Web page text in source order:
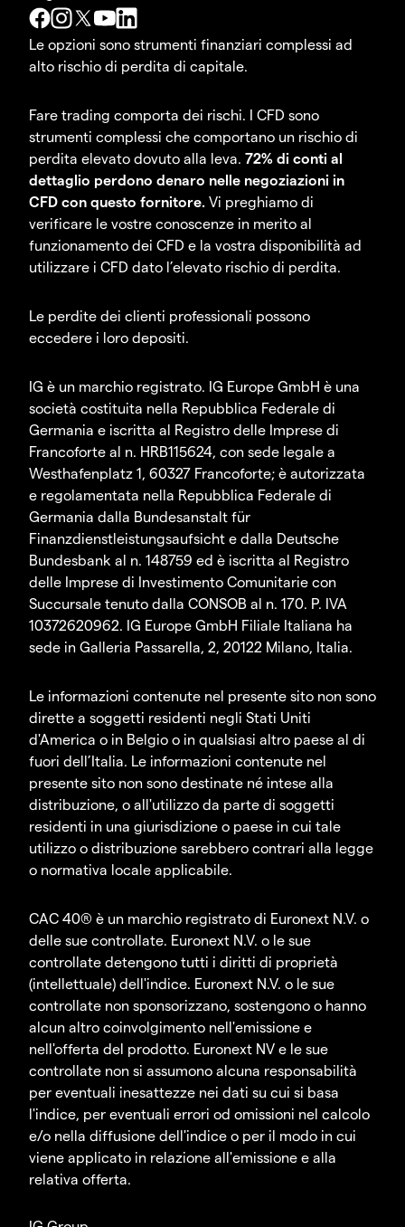
Le opzioni sono strumenti finanziari complessi ad
alto rischio di perdita di capitale.
Fare trading comporta dei rischi. I CFD sono
strumenti complessi che comportano un rischio di
perdita elevato dovuto alla leva. 72% di conti al
dettaglio perdono denaro nelle negoziazioni in
CFD con questo fornitore. Vi preghiamo di
verificare le vostre conoscenze in merito al
funzionamento dei CFD e la vostra disponibilità ad
utilizzare i CFD dato l’elevato rischio di perdita.
Le perdite dei clienti professionali possono
eccedere i loro depositi.
IG è un marchio registrato. IG Europe GmbH è una
società costituita nella Repubblica Federale di
Germania e iscritta al Registro delle Imprese di
Francoforte al n. HRB115624, con sede legale a
Westhafenplatz 1, 60327 Francoforte; è autorizzata
e regolamentata nella Repubblica Federale di
Germania dalla Bundesanstalt für
Finanzdienstleistungsaufsicht e dalla Deutsche
Bundesbank al n. 148759 ed è iscritta al Registro
delle Imprese di Investimento Comunitarie con
Succursale tenuto dalla CONSOB al n. 170. P. IVA
10372620962. IG Europe GmbH Filiale Italiana ha
sede in Galleria Passarella, 2, 20122 Milano, Italia.
Le informazioni contenute nel presente sito non sono
dirette a soggetti residenti negli Stati Uniti
d'America o in Belgio o in qualsiasi altro paese al di
fuori dell’Italia. Le informazioni contenute nel
presente sito non sono destinate né intese alla
distribuzione, o all'utilizzo da parte di soggetti
residenti in una giurisdizione o paese in cui tale
utilizzo o distribuzione sarebbero contrari alla legge
o normativa locale applicabile.
CAC 40® è un marchio registrato di Euronext N.V. o
delle sue controllate. Euronext N.V. o le sue
controllate detengono tutti i diritti di proprietà
(intellettuale) dell'indice. Euronext N.V. o le sue
controllate non sponsorizzano, sostengono o hanno
alcun altro coinvolgimento nell'emissione e
nell'offerta del prodotto. Euronext NV e le sue
controllate non si assumono alcuna responsabilità
per eventuali inesattezze nei dati su cui si basa
l'indice, per eventuali errori od omissioni nel calcolo
e/o nella diffusione dell'indice o per il modo in cui
viene applicato in relazione all'emissione e alla
relativa offerta.